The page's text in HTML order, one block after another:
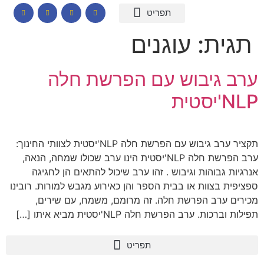
תגית: עוגנים
ערב גיבוש עם הפרשת חלה
NLP'יסטית
תקציר ערב גיבוש עם הפרשת חלה NLP'יסטית לצוותי החינוך:
ערב הפרשת חלה NLP'יסטית הינו ערב שכולו שמחה, הנאה,
אנרגיות גבוהות וגיבוש . זהו ערב שיכול להתאים הן לחגיגה
ספציפית בצוות או בבית הספר והן כאירוע מגבש למורות. רובינו
מכירים ערב הפרשת חלה. זה מרומם, משמח, עם שירים,
תפילות וברכות. ערב הפרשת חלה NLP'יסטית מביא איתו […]